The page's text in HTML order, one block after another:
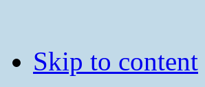
Skip to content